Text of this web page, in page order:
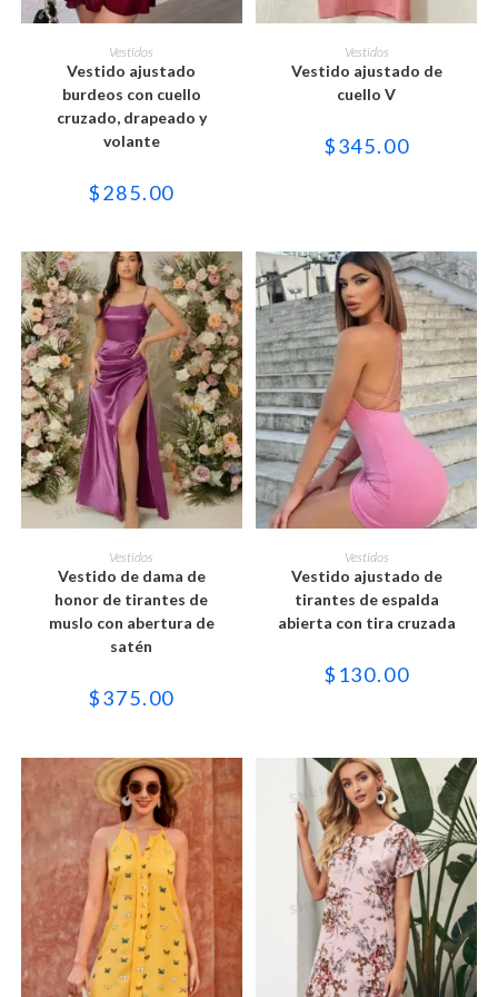
SELECCIONAR OPCIONES
Este
producto
tiene
múltiples
variantes.
opciones
se
en
la
producto
Vestidos
Vestido ajustado
burdeos con cuello
cruzado, drapeado y
volante
$285.00
SELECCIONAR OPCIONES
Este
producto
tiene
múltiples
variantes.
se
pueden
producto
Vestidos
Vestido ajustado de
cuello V
$345.00
SELECCIONAR OPCIONES
Este
producto
tiene
múltiples
variantes.
opciones
se
en
la
Vestidos
Vestido de dama de
honor de tirantes de
muslo con abertura de
satén
$375.00
SELECCIONAR OPCIONES
Este
producto
tiene
múltiples
variantes.
opciones
elegir
Vestidos
Vestido ajustado de
tirantes de espalda
abierta con tira cruzada
$ 130.00